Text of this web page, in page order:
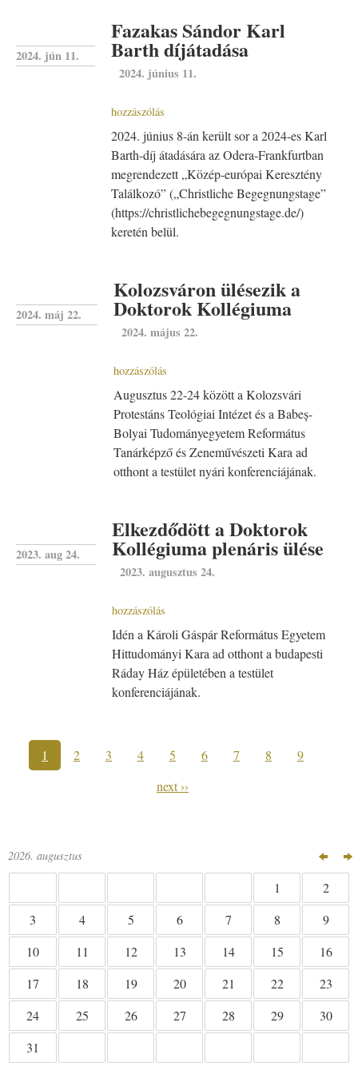
2024. jún 11.
Fazakas Sándor Karl
Barth díjátadása
2024. június 11.
hozzászólás
2024. június 8-án került sor a 2024-es Karl
Barth-díj átadására az Odera-Frankfurtban
megrendezett „Közép-európai Keresztény
Találkozó” („Christliche Begegnungstage”
(https://christlichebegegnungstage.de/)
keretén belül.
2024. máj 22.
Kolozsváron ülésezik a
Doktorok Kollégiuma
2024. május 22.
hozzászólás
Augusztus 22-24 között a Kolozsvári
Protestáns Teológiai Intézet és a Babeș-
Bolyai Tudományegyetem Református
Tanárképző és Zeneművészeti Kara ad
otthont a testület nyári konferenciájának.
2023. aug 24.
Elkezdődött a Doktorok
Kollégiuma plenáris ülése
2023. augusztus 24.
hozzászólás
Idén a Károli Gáspár Református Egyetem
Hittudományi Kara ad otthont a budapesti
Ráday Ház épületében a testület
konferenciájának.
1 2 3 4 5 6 7 8
9
next ››
2026. augusztus
1
2
3
4 5 6 7 8
9
10
11 12 13 14 15
16
17
18 19 20 21 22
23
24
25 26 27 28 29
30
31